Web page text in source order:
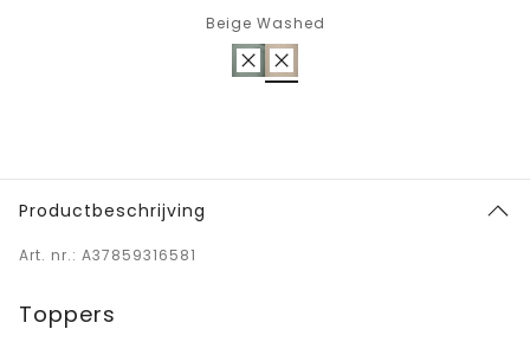
Beige Washed
Productbeschrijving
Art. nr.: A37859316581
Toppers